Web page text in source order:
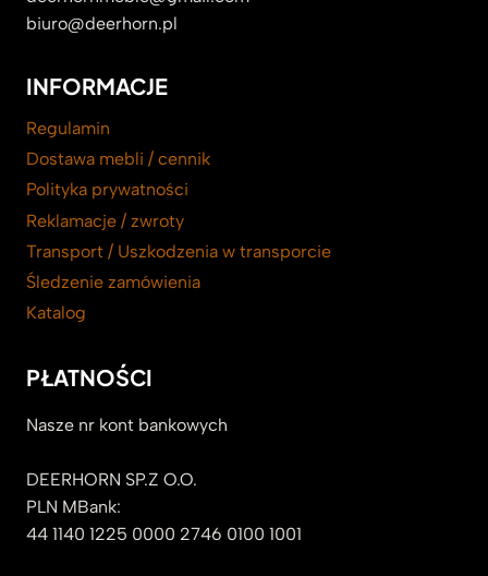
biuro@deerhorn.pl
INFORMACJE
Regulamin
Dostawa mebli / cennik
Polityka prywatności
Reklamacje / zwroty
Transport / Uszkodzenia w transporcie
Śledzenie zamówienia
Katalog
PŁATNOŚCI
Nasze nr kont bankowych
DEERHORN SP.Z O.O.
PLN MBank:
44 1140 1225 0000 2746 0100 1001